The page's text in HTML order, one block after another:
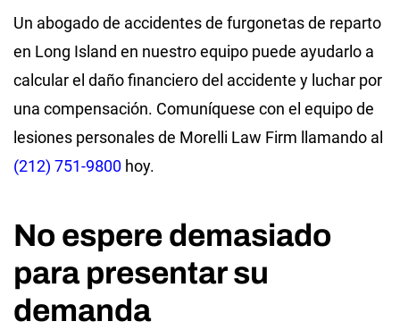
Un abogado de accidentes de furgonetas de reparto
en Long Island en nuestro equipo puede ayudarlo a
calcular el daño financiero del accidente y luchar por
una compensación. Comuníquese con el equipo de
lesiones personales de Morelli Law Firm llamando al
(212) 751-9800 hoy.
No espere demasiado
para presentar su
demanda